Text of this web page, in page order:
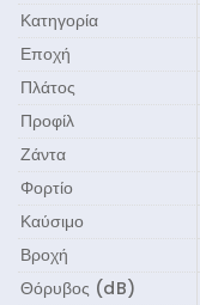
Κατηγορία
Εποχή
Πλάτος
Προφίλ
Ζάντα
Φορτίο
Καύσιμο
Βροχή
Θόρυβος (dB)